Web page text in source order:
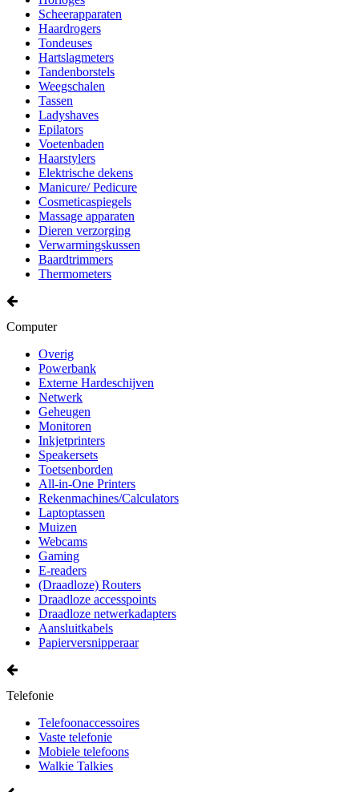
Scheerapparaten
Haardrogers
Tondeuses
Hartslagmeters
Tandenborstels
Weegschalen
Tassen
Ladyshaves
Epilators
Voetenbaden
Haarstylers
Elektrische dekens
Manicure/ Pedicure
Cosmeticaspiegels
Massage apparaten
Dieren verzorging
Verwarmingskussen
Baardtrimmers
Thermometers
Computer
Overig
Powerbank
Externe Hardeschijven
Netwerk
Geheugen
Monitoren
Inkjetprinters
Speakersets
Toetsenborden
All-in-One Printers
Rekenmachines/Calculators
Laptoptassen
Muizen
Webcams
Gaming
E-readers
(Draadloze) Routers
Draadloze accesspoints
Draadloze netwerkadapters
Aansluitkabels
Papierversnipperaar
Telefonie
Telefoonaccessoires
Vaste telefonie
Mobiele telefoons
Walkie Talkies